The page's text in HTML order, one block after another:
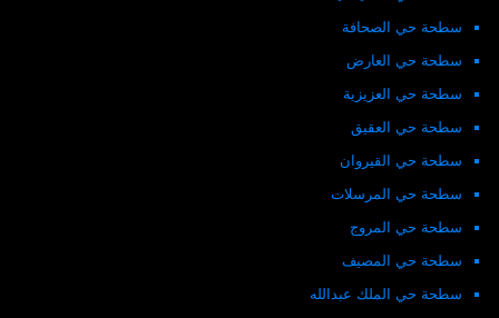
سطحة حي الصحافة
سطحة حي العارض
سطحة حي العزيزية
سطحة حي العقيق
سطحة حي القيروان
سطحة حي المرسلات
سطحة حي المروج
سطحة حي المصيف
سطحة حي الملك عبدالله